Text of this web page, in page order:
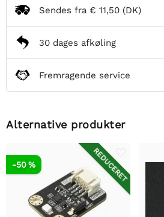
Sendes fra € 11,50 (DK)
30 dages afkøling
Fremragende service
Alternative produkter
REDUCERET
-50 %